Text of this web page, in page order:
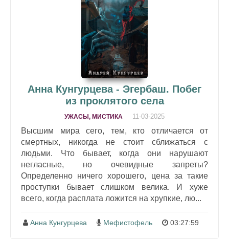
Анна Кунгурцева - Эгербаш. Побег
из проклятого села
УЖАСЫ, МИСТИКА 11-03-2025
Высшим мира сего, тем, кто отличается от
смертных, никогда не стоит сближаться с
людьми. Что бывает, когда они нарушают
негласные, но очевидные запреты?
Определенно ничего хорошего, цена за такие
проступки бывает слишком велика. И хуже
всего, когда расплата ложится на хрупкие, лю...
Анна Кунгурцева Мефистофель 03:27:59